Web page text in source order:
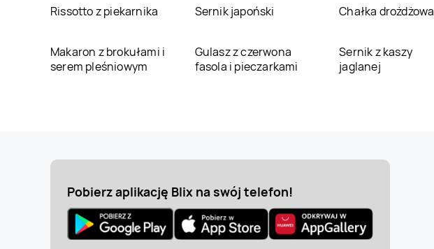
Rissotto z piekarnika Sernik japoński Chałka drożdżowa
Makaron z brokułami i
serem pleśniowym
Gulasz z czerwona
fasola i pieczarkami
Sernik z kaszy
jaglanej
Pobierz aplikację Blix na swój telefon!